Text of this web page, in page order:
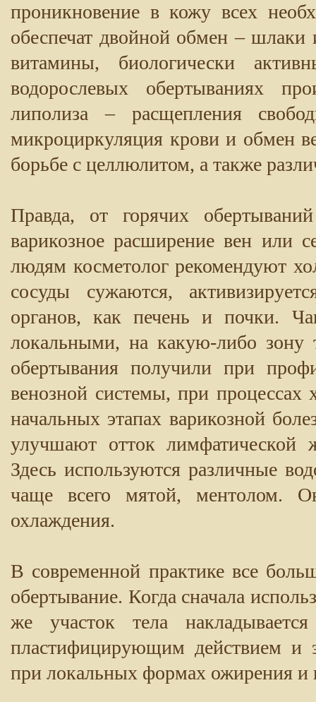
проникновение в кожу всех
обеспечат двойной обмен – шлаки
витамины, биологически
водорослевых обертываниях
липолиза – расщепления
микроциркуляция крови и обмен
борьбе с целлюлитом, а также
Правда, от горячих
варикозное расширение вен или
людям косметолог рекомендуют
сосуды сужаются,
органов, как печень и почки.
локальными, на какую-либо зону
обертывания получили при
венозной системы, при процессах
начальных этапах варикозной
улучшают отток лимфатической
Здесь используются различные
чаще всего мятой, ментолом.
охлаждения.
В современной практике все
обертывание. Когда сначала
же участок тела
пластифицирующим действием и
при локальных формах ожирения и